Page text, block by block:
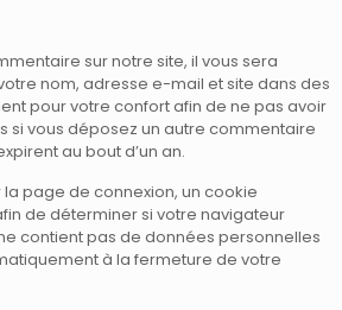
sur notre site, il vous sera
nom, adresse e-mail et site dans des
pour votre confort afin de ne pas avoir
si vous déposez un autre commentaire
au bout d’un an.
la page de connexion, un cookie
de déterminer si votre navigateur
contient pas de données personnelles
à la fermeture de votre